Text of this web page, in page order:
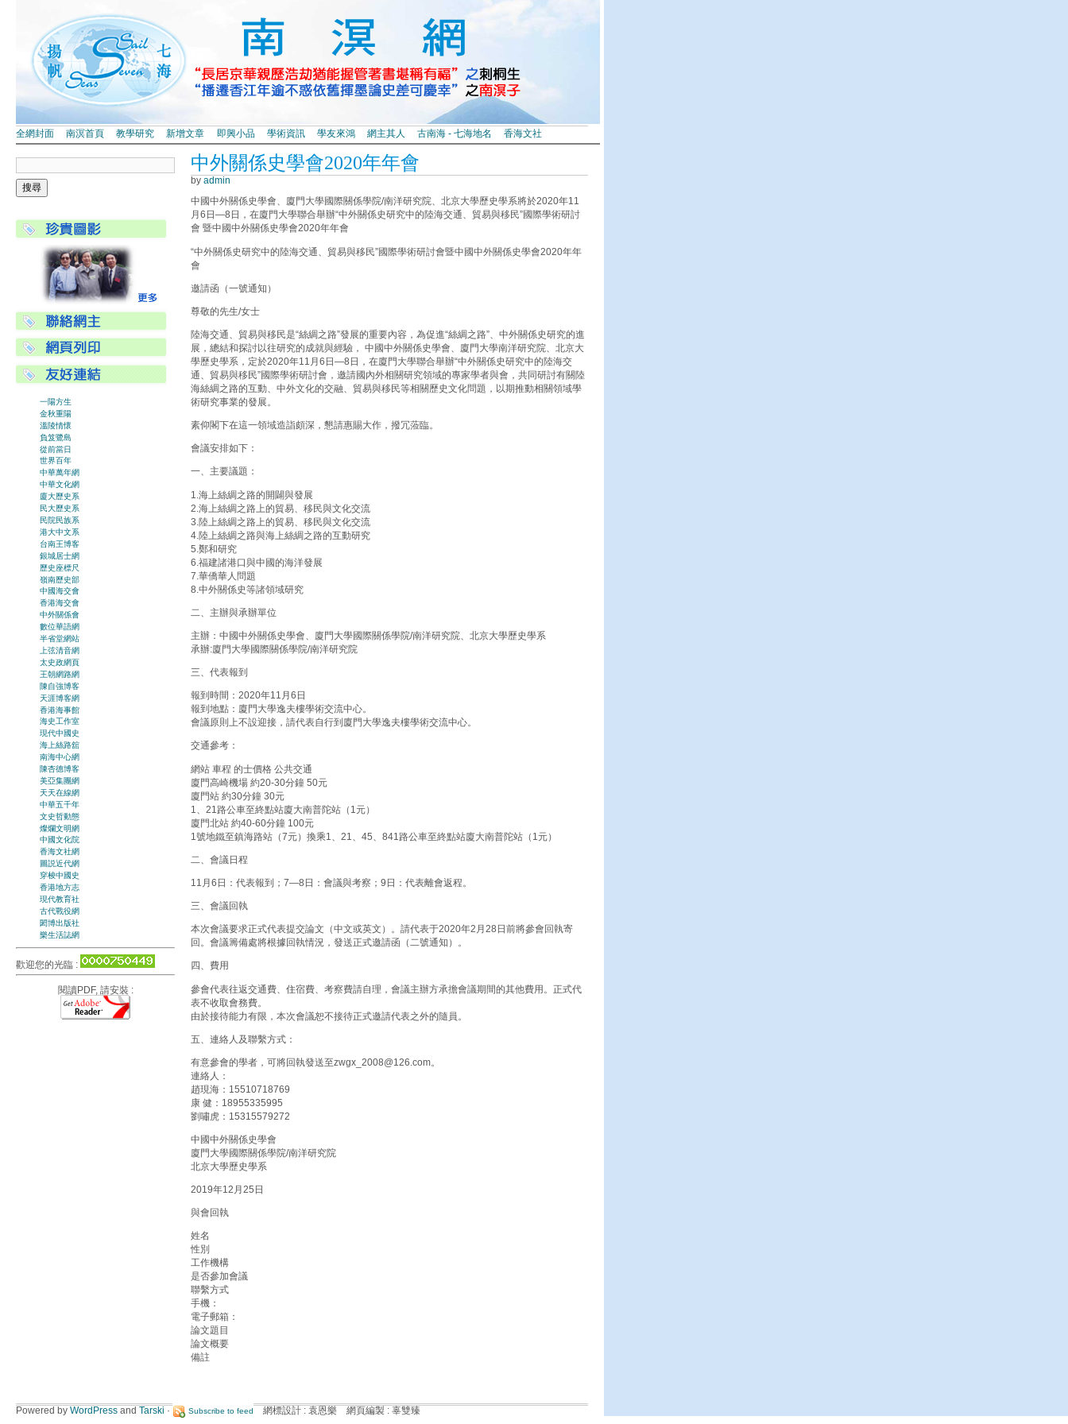
全網封面 南溟首頁 教學研究 新增文章 即興小品 學術資訊 學友來鴻 網主其人 古南海 - 七海地名 香海文社
中外關係史學會2020年年會
by admin
中國中外關係史學會、廈門大學國際關係學院/南洋研究院、北京大學歷史學系將於2020年11
月6日—8日，在廈門大學聯合舉辦“中外關係史研究中的陸海交通、貿易與移民”國際學術研討
會 暨中國中外關係史學會2020年年會
“中外關係史研究中的陸海交通、貿易與移民”國際學術研討會暨中國中外關係史學會2020年年
會
邀請函（一號通知）
尊敬的先生/女士
陸海交通、貿易與移民是“絲綢之路”發展的重要內容，為促進“絲綢之路”、中外關係史研究的進
展，總結和探討以往研究的成就與經驗， 中國中外關係史學會、廈門大學南洋研究院、北京大
學歷史學系，定於2020年11月6日—8日，在廈門大學聯合舉辦“中外關係史研究中的陸海交
通、貿易與移民”國際學術研討會，邀請國內外相關研究領域的專家學者與會，共同研討有關陸
海絲綢之路的互動、中外文化的交融、貿易與移民等相關歷史文化問題，以期推動相關領域學
術研究事業的發展。
素仰閣下在這一領域造詣頗深，懇請惠賜大作，撥冗蒞臨。
會議安排如下：
一、主要議題：
1.海上絲綢之路的開闢與發展
2.海上絲綢之路上的貿易、移民與文化交流
3.陸上絲綢之路上的貿易、移民與文化交流
4.陸上絲綢之路與海上絲綢之路的互動研究
5.鄭和研究
6.福建諸港口與中國的海洋發展
7.華僑華人問題
8.中外關係史等諸領域研究
二、主辦與承辦單位
主辦：中國中外關係史學會、廈門大學國際關係學院/南洋研究院、北京大學歷史學系
承辦:廈門大學國際關係學院/南洋研究院
三、代表報到
報到時間：2020年11月6日
報到地點：廈門大學逸夫樓學術交流中心。
會議原則上不設迎接，請代表自行到廈門大學逸夫樓學術交流中心。
交通參考：
網站 車程 的士價格 公共交通
廈門高崎機場 約20-30分鐘 50元
廈門站 約30分鐘 30元
1、21路公車至終點站廈大南普陀站（1元）
廈門北站 約40-60分鐘 100元
1號地鐵至鎮海路站（7元）換乘1、21、45、841路公車至終點站廈大南普陀站（1元）
二、會議日程
11月6日：代表報到；7—8日：會議與考察；9日：代表離會返程。
三、會議回執
本次會議要求正式代表提交論文（中文或英文）。請代表于2020年2月28日前將參會回執寄
回。會議籌備處將根據回執情況，發送正式邀請函（二號通知）。
四、費用
參會代表往返交通費、住宿費、考察費請自理，會議主辦方承擔會議期間的其他費用。正式代
表不收取會務費。
由於接待能力有限，本次會議恕不接待正式邀請代表之外的隨員。
五、連絡人及聯繫方式：
有意參會的學者，可將回執發送至zwgx_2008@126.com。
連絡人：
趙現海：15510718769
康 健：18955335995
劉嘯虎：15315579272
中國中外關係史學會
廈門大學國際關係學院/南洋研究院
北京大學歷史學系
2019年12月25日
與會回執
姓名
性別
工作機構
是否參加會議
聯繫方式
手機：
電子郵箱：
論文題目
論文概要
備註
一陽方生
金秋重陽
溫陵情懷
負笈鷺島
從前當日
世界百年
中華萬年網
中華文化網
廈大歷史系
民大歷史系
民院民族系
港大中文系
台南王博客
銀城居士網
歷史座標尺
嶺南歷史部
中國海交會
香港海交會
中外關係會
數位華語網
半省堂網站
上弦清音網
太史政網頁
王朝網路網
陳自強博客
天涯博客網
香港海事館
海史工作室
現代中國史
海上絲路舘
南海中心網
陳杏德博客
美亞集團網
天天在線網
中華五千年
文史哲動態
燦爛文明網
中國文化院
香海文社網
圖説近代網
穿梭中國史
香港地方志
現代教育社
古代戰役網
閎博出版社
樂生活誌網
歡迎您的光臨 :
閱讀PDF, 請安裝 :
Powered by WordPress and Tarski · Subscribe to feed 網標設計 : 袁恩樂 網頁編製 : 辜雙臻